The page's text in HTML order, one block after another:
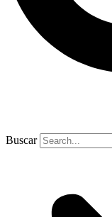
Buscar